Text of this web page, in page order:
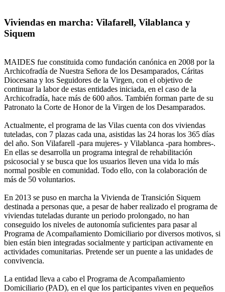
Viviendas en marcha: Vilafarell, Vilablanca y
Siquem
MAIDES fue constituida como fundación canónica en 2008 por la
Archicofradía de Nuestra Señora de los Desamparados, Cáritas
Diocesana y los Seguidores de la Virgen, con el objetivo de
continuar la labor de estas entidades iniciada, en el caso de la
Archicofradía, hace más de 600 años. También forman parte de su
Patronato la Corte de Honor de la Virgen de los Desamparados.
Actualmente, el programa de las Vilas cuenta con dos viviendas
tuteladas, con 7 plazas cada una, asistidas las 24 horas los 365 días
del año. Son Vilafarell -para mujeres- y Vilablanca -para hombres-.
En ellas se desarrolla un programa integral de rehabilitación
psicosocial y se busca que los usuarios lleven una vida lo más
normal posible en comunidad. Todo ello, con la colaboración de
más de 50 voluntarios.
En 2013 se puso en marcha la Vivienda de Transición Siquem
destinada a personas que, a pesar de haber realizado el programa de
viviendas tuteladas durante un periodo prolongado, no han
conseguido los niveles de autonomía suficientes para pasar al
Programa de Acompañamiento Domiciliario por diversos motivos, si
bien están bien integradas socialmente y participan activamente en
actividades comunitarias. Pretende ser un puente a las unidades de
convivencia.
La entidad lleva a cabo el Programa de Acompañamiento
Domiciliario (PAD), en el que los participantes viven en pequeños